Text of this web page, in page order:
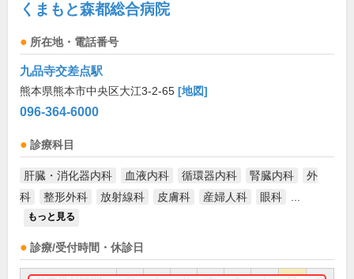
くまもと森都総合病院
所在地・電話番号
九品寺交差点駅
熊本県熊本市中央区大江3-2-65 [地図]
096-364-6000
診療科目
肝臓・消化器内科 血液内科 循環器内科 腎臓内科
外
科
整形外科 放射線科 皮膚科 産婦人科 眼科
もっと見る
診療/受付時間・休診日